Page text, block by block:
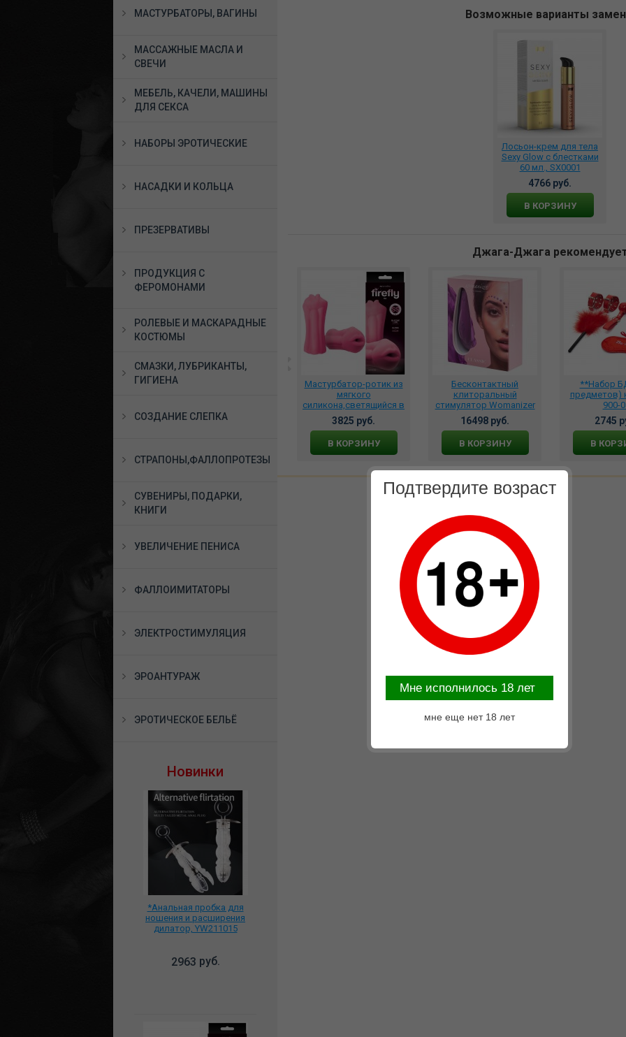
МАСТУРБАТОРЫ, ВАГИНЫ
МАССАЖНЫЕ МАСЛА И
СВЕЧИ
МЕБЕЛЬ, КАЧЕЛИ, МАШИНЫ
ДЛЯ СЕКСА
НАБОРЫ ЭРОТИЧЕСКИЕ
НАСАДКИ И КОЛЬЦА
ПРЕЗЕРВАТИВЫ
ПРОДУКЦИЯ С
ФЕРОМОНАМИ
РОЛЕВЫЕ И МАСКАРАДНЫЕ
КОСТЮМЫ
СМАЗКИ, ЛУБРИКАНТЫ,
ГИГИЕНА
СОЗДАНИЕ СЛЕПКА
СТРАПОНЫ,ФАЛЛОПРОТЕЗЫ
СУВЕНИРЫ, ПОДАРКИ,
КНИГИ
УВЕЛИЧЕНИЕ ПЕНИСА
ФАЛЛОИМИТАТОРЫ
ЭЛЕКТРОСТИМУЛЯЦИЯ
ЭРОАНТУРАЖ
ЭРОТИЧЕСКОЕ БЕЛЬЁ
Новинки
*Анальная пробка для
ношения и расширения
дилатор, YW211015
2963 руб.
Возможные варианты
Лосьон-крем для тела
Sexy Glow с блестками
60 мл., SX0001
4766 руб.
В КОРЗИНУ
Джага-Джага
Эрекционное кольцо с
**Сетчатые колготки с
1150 руб.
Мастурбатор-ротик из
мягкого
силикона,светящийся в
темноте Firefly - BJ - Pink
NSN-0486-34
3825 руб.
В КОРЗИНУ
Бесконтактный
клиторальный
стимулятор Womanizer
Classic пурпурный,
wz08hb0100
16498 руб.
В КОРЗИНУ
**Набор
предметов)
900-
2745
В
Подтвердите возраст
Mне исполнилось 18 лет
мне еще нет 18 лет